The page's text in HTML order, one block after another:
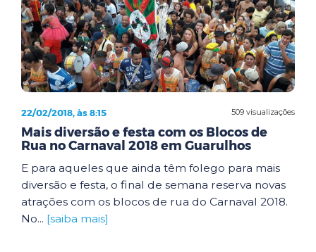
509 visualizações
22/02/2018, às 8:15
Mais diversão e festa com os Blocos de
Rua no Carnaval 2018 em Guarulhos
E para aqueles que ainda têm folego para mais
diversão e festa, o final de semana reserva novas
atrações com os blocos de rua do Carnaval 2018.
No... [saiba mais]